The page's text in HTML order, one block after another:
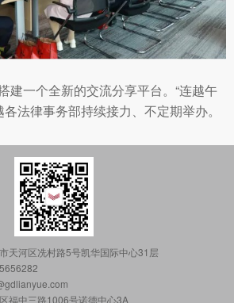
建一个全新的交流分享平台。“连越午
法律事务部持续接力、不定期举办。
天河区冼村路5号凯华国际中心31层
福中三路1006号诺德中心3A